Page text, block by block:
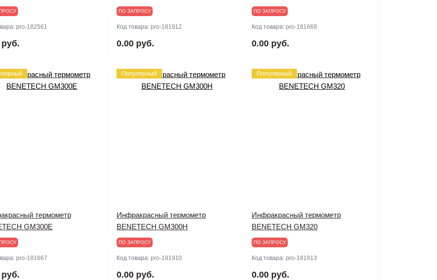
pro-182561
ПО ЗАПРОСУ
Код товара:pro-181912
0.00 руб.
ПО ЗАПРОСУ
Код товара:pro-181668
0.00 руб.
термометр
GM300E
pro-181667
Популярный
Инфракрасный термометр
BENETECH GM300H
ПО ЗАПРОСУ
Код товара:pro-181910
0.00 руб.
Популярный
Инфракрасный термометр
BENETECH GM320
ПО ЗАПРОСУ
Код товара:pro-181913
0.00 руб.